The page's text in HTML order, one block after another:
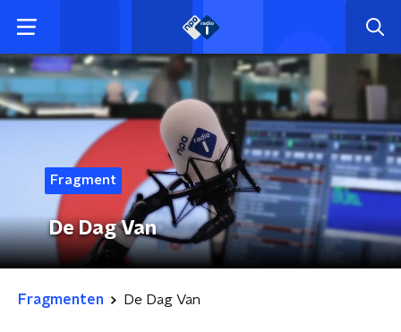
Fragment
De Dag Van
Fragmenten De Dag Van